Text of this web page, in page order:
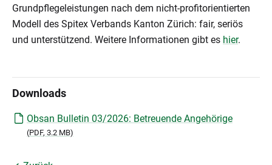
Grundpflegeleistungen nach dem nicht-profitorientierten
Modell des Spitex Verbands Kanton Zürich: fair, seriös
und unterstützend. Weitere Informationen gibt es hier.
Downloads
Obsan Bulletin 03/2026: Betreuende Angehörige
(PDF, 3.2 MB)